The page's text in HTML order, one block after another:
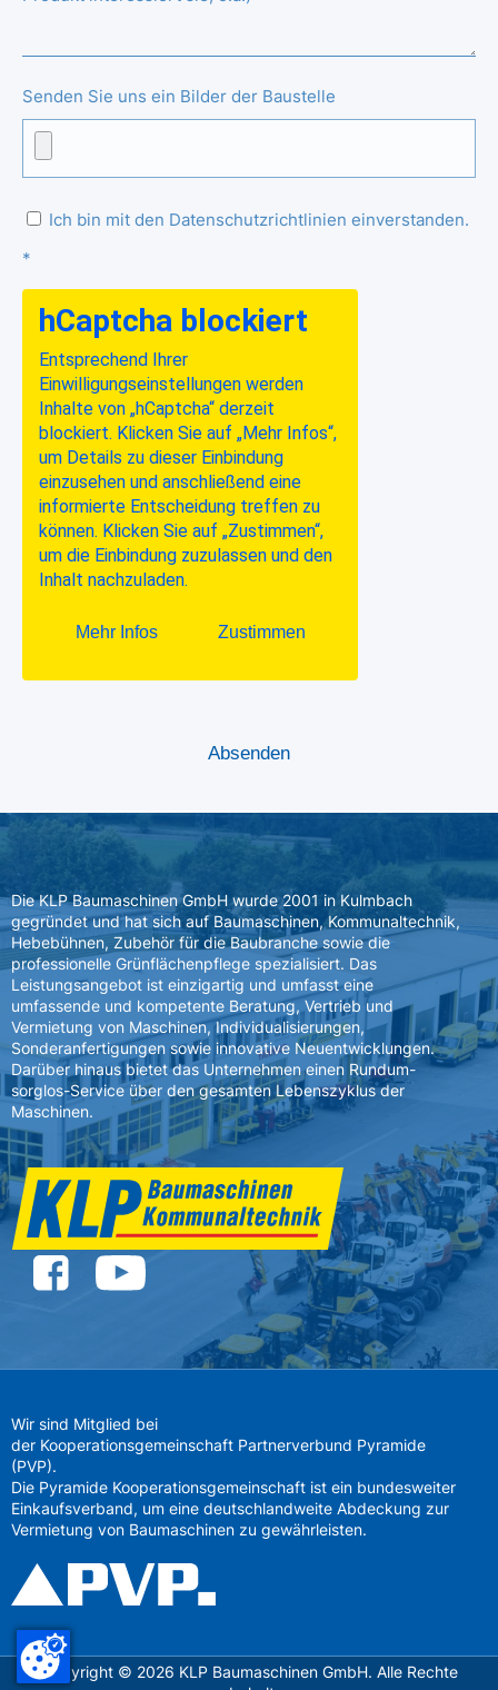
Senden Sie uns ein Bilder der Baustelle
Ich bin mit den Datenschutzrichtlinien einverstanden.
*
Die KLP Baumaschinen GmbH wurde 2001 in Kulmbach
gegründet und hat sich auf Baumaschinen, Kommunaltechnik,
Hebebühnen, Zubehör für die Baubranche sowie die
professionelle Grünflächenpflege spezialisiert. Das
Leistungsangebot ist einzigartig und umfasst eine
umfassende und kompetente Beratung, Vertrieb und
Vermietung von Maschinen, Individualisierungen,
Sonderanfertigungen sowie innovative Neuentwicklungen.
Darüber hinaus bietet das Unternehmen einen Rundum-
sorglos-Service über den gesamten Lebenszyklus der
Maschinen.
Wir sind Mitglied bei
der Kooperationsgemeinschaft Partnerverbund Pyramide
(PVP).
Die Pyramide Kooperationsgemeinschaft ist ein bundesweiter
Einkaufsverband, um eine deutschlandweite Abdeckung zur
Vermietung von Baumaschinen zu gewährleisten.
Copyright © 2026 KLP Baumaschinen GmbH. Alle Rechte